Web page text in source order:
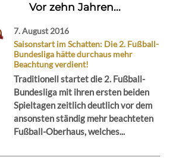
Vor zehn Jahren...
7. August 2016
Saisonstart im Schatten: Die 2. Fußball-
Bundesliga hätte durchaus mehr
Beachtung verdient!
Traditionell startet die 2. Fußball-
Bundesliga mit ihren ersten beiden
Spieltagen zeitlich deutlich vor dem
ansonsten ständig mehr beachteten
Fußball-Oberhaus, welches...